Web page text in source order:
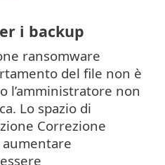
i backup
ransomware
del file non è
l’amministratore non
Lo spazio di
Correzione